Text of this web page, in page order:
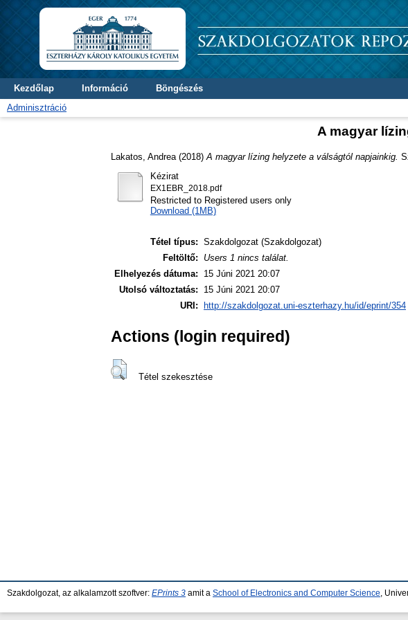
Kezdőlap Információ
Böngészés
Adminisztráció
A magyar
Lakatos, Andrea (2018) A magyar lízing helyzete a válságtól napjainkig.
Kézirat
EX1EBR_2018.pdf
Restricted to Registered users only
Download (1MB)
Tétel típus: Szakdolgozat (Szakdolgozat)
Feltöltő:
Users 1 nincs találat.
Elhelyezés dátuma:
15 Júni 2021 20:07
Utolsó változtatás:
15 Júni 2021 20:07
URI:
http://szakdolgozat.uni-eszterhazy.hu/id/eprint/354
Actions (login required)
Tétel szekesztése
Szakdolgozat, az alkalamzott szoftver: EPrints 3 amit a School of Electronics and Computer Science ,